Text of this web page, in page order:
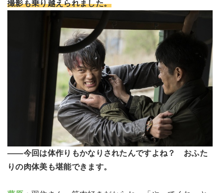
撮影も乗り越えられました。
――今回は体作りもかなりされたんですよね？ おふた
りの肉体美も堪能できます。